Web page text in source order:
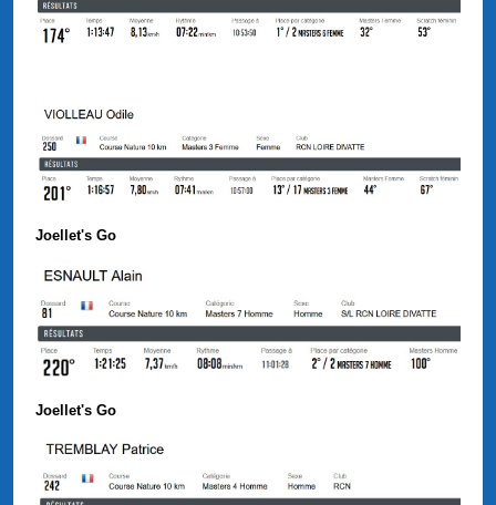
Joellet's Go
Joellet's Go